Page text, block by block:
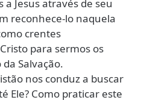
Jesus através de seu
reconhece-lo naquela
crentes
para sermos os
Salvação.
nos conduz a buscar
Ele? Como praticar este